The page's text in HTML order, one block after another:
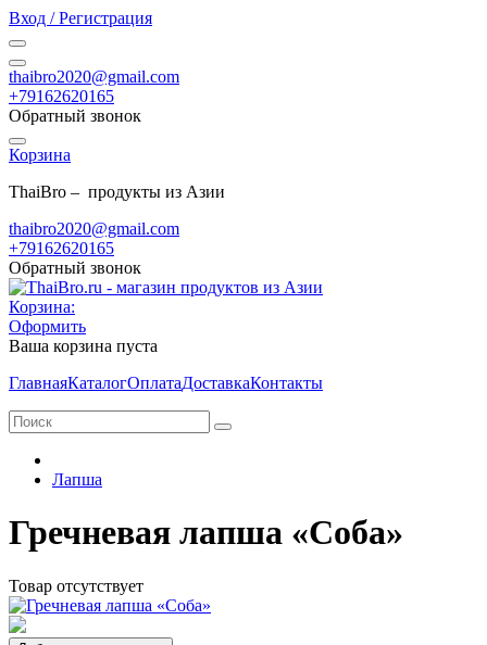
Вход / Регистрация
thaibro2020@gmail.com
+79162620165
Обратный звонок
Корзина
ThaiBro – продукты из Азии
thaibro2020@gmail.com
+79162620165
Обратный звонок
Корзина:
Оформить
Ваша корзина пуста
ГлавнаяКаталогОплатаДоставкаКонтакты
Лапша
Гречневая лапша «Соба»
Товар отсутствует